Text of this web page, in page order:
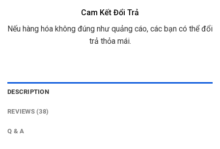
Cam Kết Đổi Trả
Nếu hàng hóa không đúng như quảng cáo, các bạn có thể đổi
trả thỏa mái.
DESCRIPTION
REVIEWS (38)
Q & A